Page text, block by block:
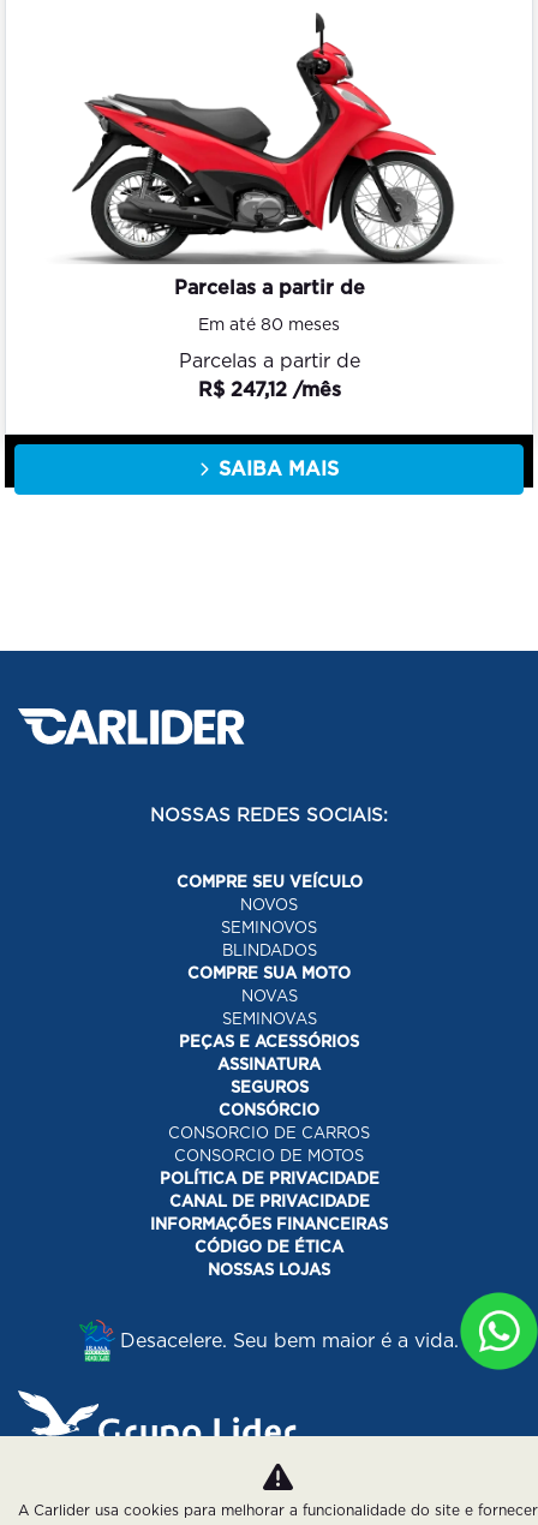
Parcelas a partir de
Em até 80 meses
Parcelas a partir de
R$ 247,12 /mês
SAIBA MAIS
NOSSAS REDES SOCIAIS:
COMPRE SEU VEÍCULO
NOVOS
SEMINOVOS
BLINDADOS
COMPRE SUA MOTO
NOVAS
SEMINOVAS
PEÇAS E ACESSÓRIOS
ASSINATURA
SEGUROS
CONSÓRCIO
CONSORCIO DE CARROS
CONSORCIO DE MOTOS
POLÍTICA DE PRIVACIDADE
CANAL DE PRIVACIDADE
INFORMAÇÕES FINANCEIRAS
CÓDIGO DE ÉTICA
NOSSAS LOJAS
Desacelere. Seu bem maior é a vida.
Desenvolvido pela DEALERSPACE ® Direitos Reservados.
A Carlider usa cookies para melhorar a funcionalidade do site e fornecer